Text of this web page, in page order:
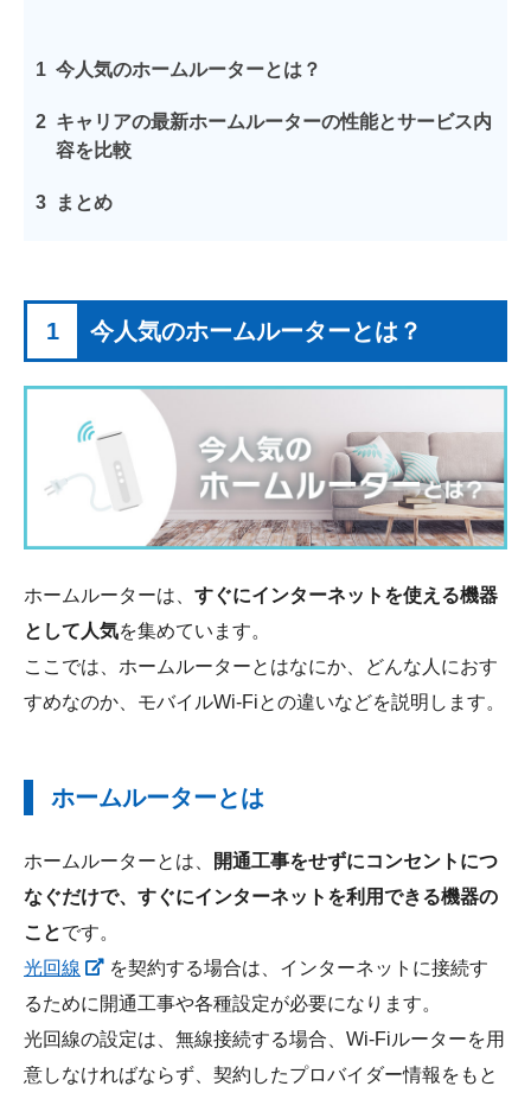
1 今人気のホームルーターとは？
2 キャリアの最新ホームルーターの性能とサービス内
容を比較
3 まとめ
1 今人気のホームルーターとは？
ホームルーターは、 すぐにインターネットを使える機器
として人気を集めています。
ここでは、ホームルーターとはなにか、どんな人におす
すめなのか、モバイルWi-Fiとの違いなどを説明します。
ホームルーターとは
ホームルーターとは、
開通工事をせずにコンセントにつ
なぐだけで、すぐにインターネットを利用できる機器の
ことです。
光回線
を契約する場合は、インターネットに接続す
るために開通工事や各種設定が必要になります。
光回線の設定は、無線接続する場合、Wi-Fiルーターを用
意しなければならず、契約したプロバイダー情報をもと